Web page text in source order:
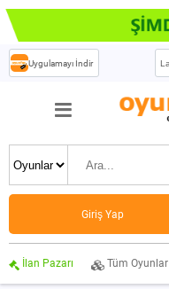
Uygulamayı İndir
Giriş Yap
İlan Pazarı Tüm Oyunlar